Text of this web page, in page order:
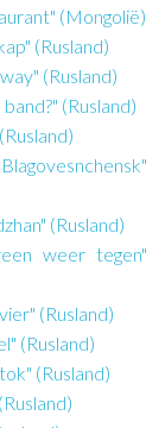
(Mongolië)
(Rusland)
(Rusland)
(Rusland)
(Rusland)
weer tegen"
(Rusland)
(Rusland)
(Rusland)